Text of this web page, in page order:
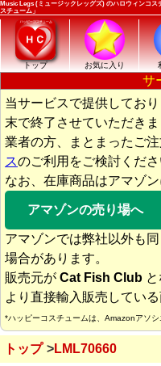
Music Legs (ミュージックレッグズ) のハロウィンコ
スチューム」
トップ お気に入り
サ
当サービスで提供してお
末で終了させていただきま
業者の方、まとまったご注
スのご利用をご検討くださ
なお、在庫商品はアマゾ
アマゾンの売り場へ
アマゾンでは弊社以外も
場合があります。
販売元が Cat Fish Club
より直接輸入販売している
*ハッピーコスチュームは、Amazonアソ
トップ LML70660